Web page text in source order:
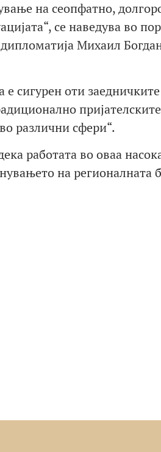
на сеопфатно,
се наведува во
Михаил
е сигурен оти
различни сфери“.
работата во оваа
на регионалната